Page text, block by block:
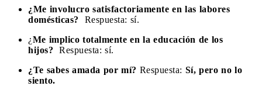
¿Me involucro satisfactoriamente en las labores
domésticas?
Respuesta: sí.
¿Me implico totalmente en la educación de los
hijos?
Respuesta: sí.
¿Te sabes amada por mí? Respuesta: Sí, pero no lo
siento.